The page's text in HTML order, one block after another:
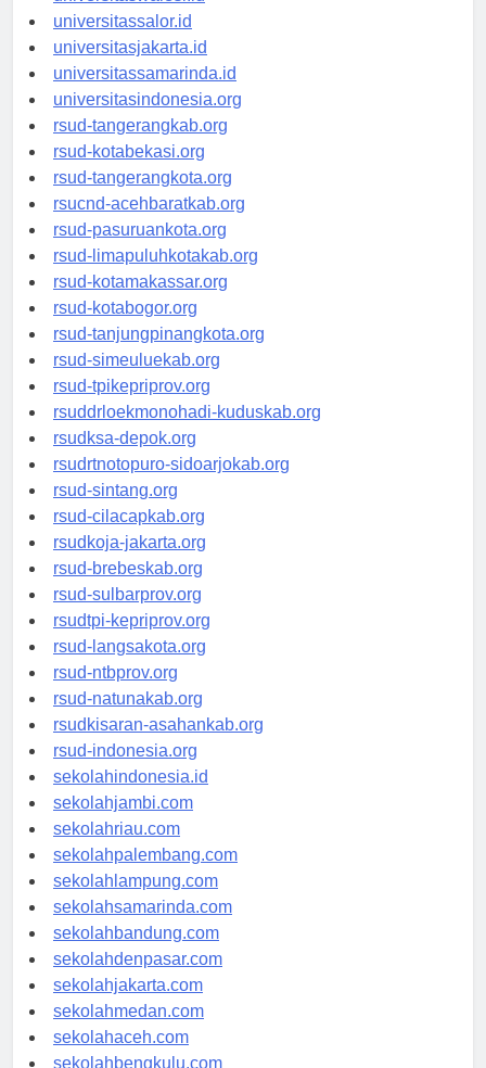
universitaswalesi.id
universitassalor.id
universitasjakarta.id
universitassamarinda.id
universitasindonesia.org
rsud-tangerangkab.org
rsud-kotabekasi.org
rsud-tangerangkota.org
rsucnd-acehbaratkab.org
rsud-pasuruankota.org
rsud-limapuluhkotakab.org
rsud-kotamakassar.org
rsud-kotabogor.org
rsud-tanjungpinangkota.org
rsud-simeuluekab.org
rsud-tpikepriprov.org
rsuddrloekmonohadi-kuduskab.org
rsudksa-depok.org
rsudrtnotopuro-sidoarjokab.org
rsud-sintang.org
rsud-cilacapkab.org
rsudkoja-jakarta.org
rsud-brebeskab.org
rsud-sulbarprov.org
rsudtpi-kepriprov.org
rsud-langsakota.org
rsud-ntbprov.org
rsud-natunakab.org
rsudkisaran-asahankab.org
rsud-indonesia.org
sekolahindonesia.id
sekolahjambi.com
sekolahriau.com
sekolahpalembang.com
sekolahlampung.com
sekolahsamarinda.com
sekolahbandung.com
sekolahdenpasar.com
sekolahjakarta.com
sekolahmedan.com
sekolahaceh.com